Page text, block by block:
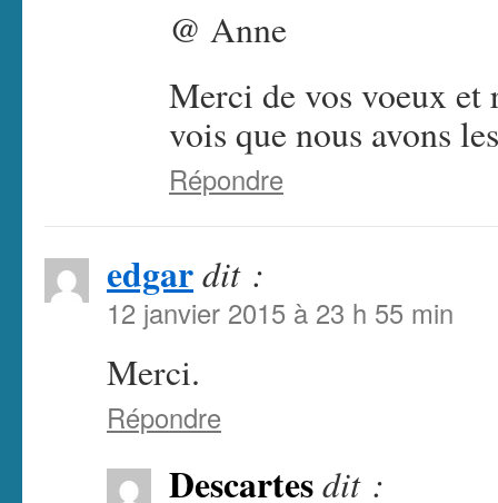
@ Anne
Merci de vos voeux et
vois que nous avons
Répondre
edgardit :
12 janvier 2015 à 23 h 55 min
Merci.
Répondre
Descartesdit :